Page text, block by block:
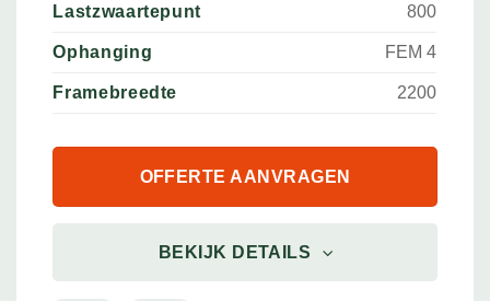
Lastzwaartepunt 800
Ophanging FEM 4
Framebreedte 2200
OFFERTE AANVRAGEN
BEKIJK DETAILS